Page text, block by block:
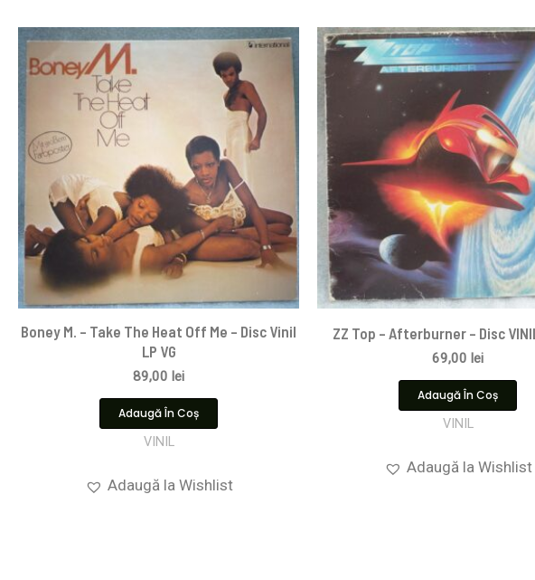
Boney M. – Take The Heat Off Me – Disc Vinil
LP VG
89,00 lei
Adaugă În Coș
VINIL
Adaugă la Wishlist
ZZ Top – Afterburner – Disc
69,00 lei
Adaugă În Coș
VINIL
Adaugă la Wishlist